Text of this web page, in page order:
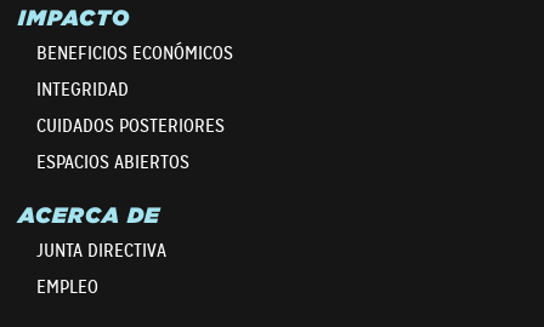
IMPACTO
BENEFICIOS ECONÓMICOS
INTEGRIDAD
CUIDADOS POSTERIORES
ESPACIOS ABIERTOS
ACERCA DE
JUNTA DIRECTIVA
EMPLEO